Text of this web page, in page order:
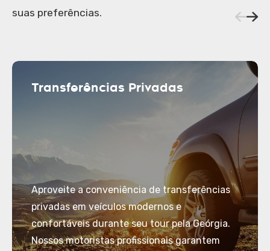
suas preferências.
Transferências Privadas
Aproveite a conveniência de transferências
privadas em veículos modernos e
confortáveis durante seu tour pela Geórgia.
Nossos motoristas profissionais garantem